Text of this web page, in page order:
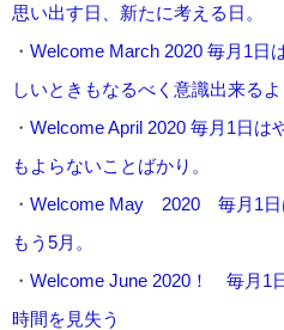
思い出す日、新たに考える日。
・ Welcome March 2020 毎月1日
しいときもなるべく意識出来るよ
・ Welcome April 2020 毎月1日は
もよらないことばかり。
・ Welcome May 2020 毎月1日
もう5月。
・ Welcome June 2020！ 毎月1
時間を見失う